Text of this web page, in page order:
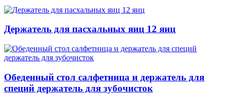
Держатель для пасхальных яиц 12 яиц
Обеденный стол салфетница и держатель для
специй держатель для зубочисток